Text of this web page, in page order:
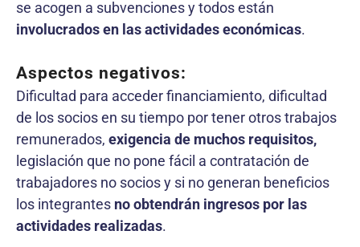
se acogen a subvenciones y todos están
involucrados en las actividades económicas.
Aspectos negativos:
Dificultad para acceder financiamiento, dificultad
de los socios en su tiempo por tener otros trabajos
remunerados, exigencia de muchos requisitos,
legislación que no pone fácil a contratación de
trabajadores no socios y si no generan beneficios
los integrantes no obtendrán ingresos por las
actividades realizadas.